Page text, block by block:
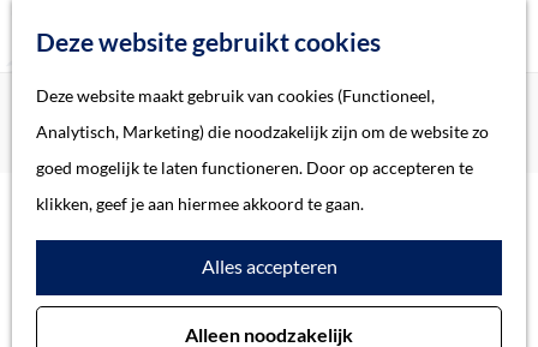
Deze website gebruikt cookies
Deze website maakt gebruik van cookies (Functioneel,
Analytisch, Marketing) die noodzakelijk zijn om de website zo
goed mogelijk te laten functioneren. Door op accepteren te
klikken, geef je aan hiermee akkoord te gaan.
Alles accepteren
Alleen noodzakelijk
k
e
Home
Verhalen
Thema
Soort object
Collecties
Home
Oorlogsslachtoffers 's-Hertogenbosch
Hurkens, Johannes Mathijs
Hurkens, Johannes
Mathijs